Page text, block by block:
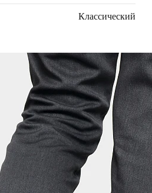
Классический